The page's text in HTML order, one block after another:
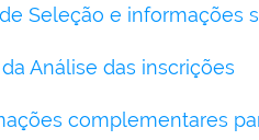
Seleção e informações
Análise das inscrições
complementares